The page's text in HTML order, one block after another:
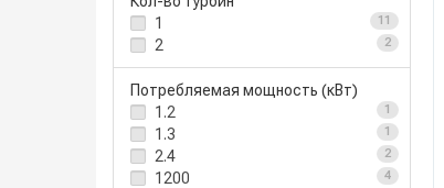
1
11
2 2
Потребляемая мощность (кВт)
1.2
1
1.3 1
2.4 2
1200 4